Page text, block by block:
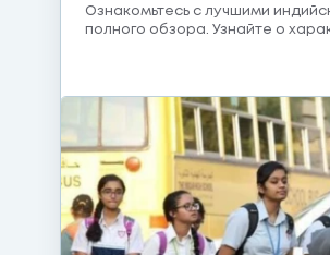
Ознакомьтесь с лучшими
полного обзора. Узнайте о